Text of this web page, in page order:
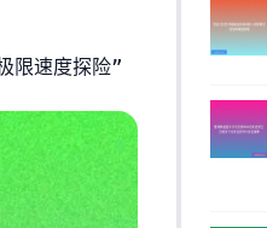
限速度探险”